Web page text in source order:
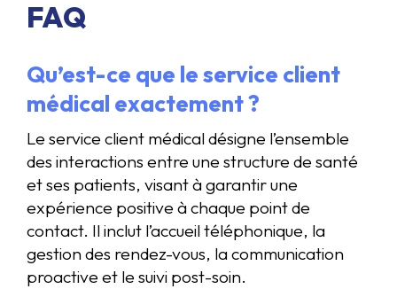
FAQ
Qu’est-ce que le service client
médical exactement ?
Le service client médical désigne l’ensemble
des interactions entre une structure de santé
et ses patients, visant à garantir une
expérience positive à chaque point de
contact. Il inclut l’accueil téléphonique, la
gestion des rendez-vous, la communication
proactive et le suivi post-soin.